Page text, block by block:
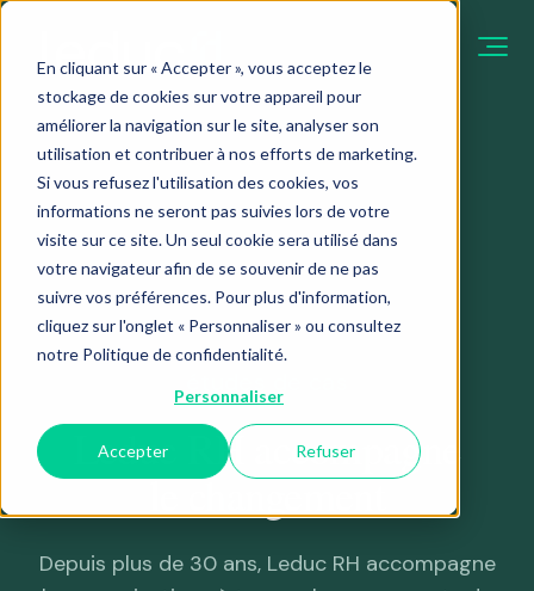
En cliquant sur « Accepter », vous acceptez le
stockage de cookies sur votre appareil pour
améliorer la navigation sur le site, analyser son
utilisation et contribuer à nos efforts de marketing.
Si vous refusez l'utilisation des cookies, vos
informations ne seront pas suivies lors de votre
visite sur ce site. Un seul cookie sera utilisé dans
votre navigateur afin de se souvenir de ne pas
suivre vos préférences. Pour plus d'information,
cliquez sur l'onglet « Personnaliser » ou consultez
notre Politique de confidentialité.
Personnaliser
Accepter Refuser
Accompagner
une fin
Gérer une
réorganisation
Obtenir
un avis
Obtenir
du
Recruter
un poste
Recruter
plusieurs
Une restructuration
accompagnée avec soin
Lire la suite
Notre approche
On croit en la collaboration engagée et au partage
d'expertise et de connaissances. Oeuvrer en
tandem avec les organisations pour l'atteinte de
leurs objectifs.
Membre du plus vaste réseau
On fait partie d’une équipe globale, Career Partners
Guides pratiques
et astuces
De guides en
à des astuces
pratiques en RH, nos
À propos
De guides en gestion
de carrière à des
astuces pratiques en
RH, nos experts
partagent leur
Nous écrire
Leduc RH accompagne
le changement
Depuis plus de 30 ans, Leduc RH accompagne